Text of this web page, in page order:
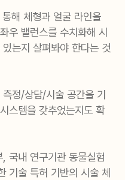
해 체형과 얼굴 라인을
우 밸런스를 수치화해 시
는지 살펴봐야 한다는 것
정/상담/시술 공간을 기
스템을 갖추었는지도 확
국내 연구기관 동물실험
기술 특허 기반의 시술 체